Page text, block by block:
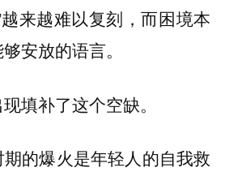
来越难以复刻，而困境本
安放的语言。
填补了这个空缺。
的爆火是年轻人的自我救